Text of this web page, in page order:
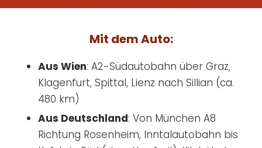
Mit dem Auto:
Aus Wien: A2-Südautobahn über Graz,
Klagenfurt, Spittal, Lienz nach Sillian (ca.
480 km)
Aus Deutschland: Von München A8
Richtung Rosenheim, Inntalautobahn bis